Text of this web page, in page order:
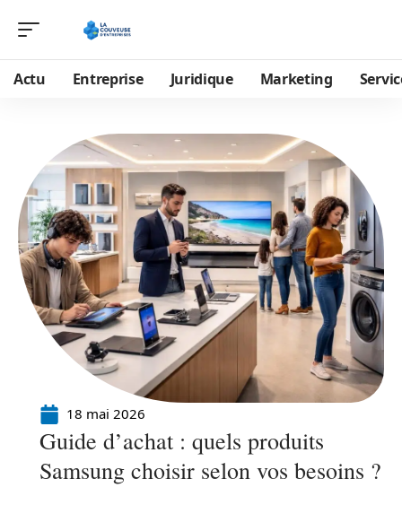
Actu Entreprise Juridique Marketing
18 mai 2026
Guide d’achat : quels produits
Samsung choisir selon vos besoins ?